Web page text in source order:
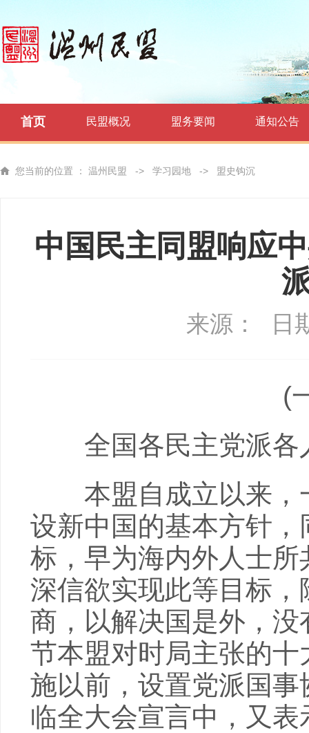
首页 民盟概况 盟务要闻 通知公告
您当前的位置 ： 温州民盟 -> 学习园地 -> 盟史钩沉
中国民主同盟响应
来源： 日
(一九
全国各民主党派各
本盟自成立以来，
设新中国的基本方针
标，早为海内外人士
深信欲实现此等目标
商，以解决国是外，
节本盟对时局主张的
施以前，设置党派国
临全大会宣言中，又